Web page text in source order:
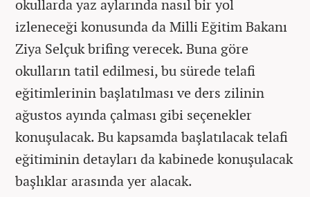
okullarda yaz aylarında nasıl bir yol
izleneceği konusunda da Milli Eğitim Bakanı
Ziya Selçuk brifing verecek. Buna göre
okulların tatil edilmesi, bu sürede telafi
eğitimlerinin başlatılması ve ders zilinin
ağustos ayında çalması gibi seçenekler
konuşulacak. Bu kapsamda başlatılacak telafi
eğitiminin detayları da kabinede konuşulacak
başlıklar arasında yer alacak.